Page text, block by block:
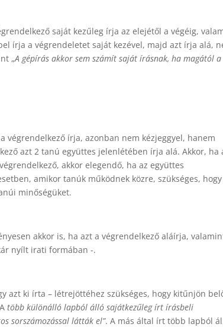
saját kezűleg írja az elejétől a végéig,
írja a végrendeletet saját kezével, majd azt írja alá,
„A gépírás akkor sem számít saját írásnak, ha magától a
végrendelkező írja, azonban nem kézjeggyel, hanem
azt 2 tanú együttes jelenlétében írja alá. Akkor, ha
akkor elegendő, ha az együttes
amikor tanúk működnek közre, szükséges,
minőségüket.
akkor is, ha azt a végrendelkező aláírja,
nyílt irati formában -.
azt ki írta – létrejöttéhez szükséges, hogy kitűnjön
több különálló lapból álló sajátkezűleg írt írásbeli
sorszámozással látták el”. A más által írt több lapból